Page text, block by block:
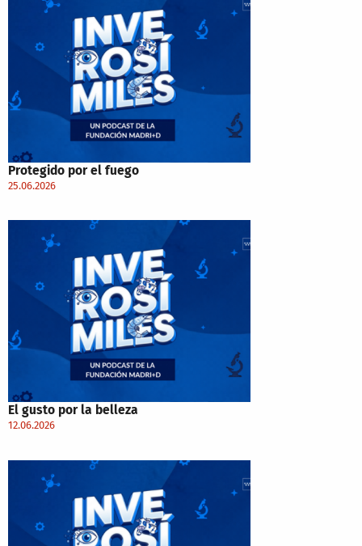
Protegido por el fuego
25.06.2026
El gusto por la belleza
12.06.2026